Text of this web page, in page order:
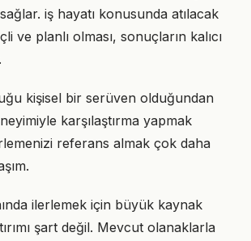
iş hayatı konusunda atılacak
ve planlı olması, sonuçların kalıcı
kişisel bir serüven olduğundan
karşılaştırma yapmak
referans almak çok daha
ilerlemek için büyük kaynak
şart değil. Mevcut olanaklarla